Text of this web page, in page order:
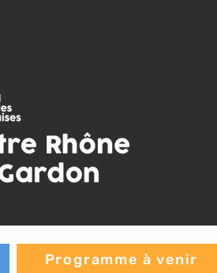
Programme à venir